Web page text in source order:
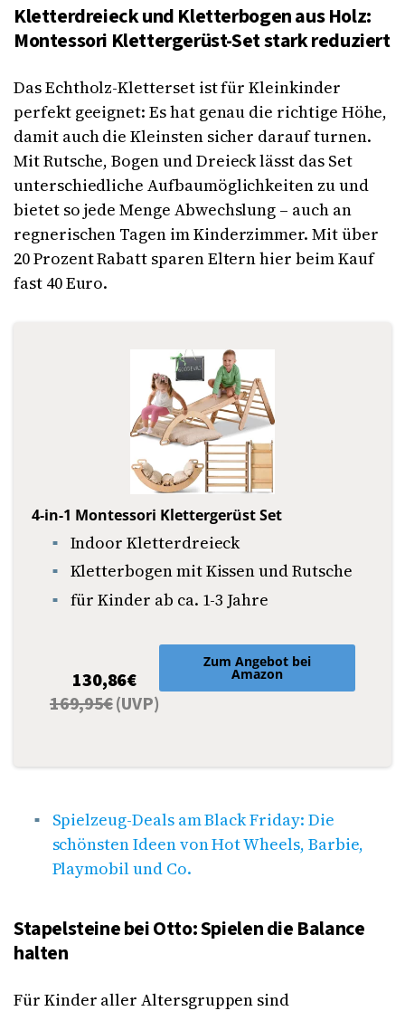
Kletterdreieck und Kletterbogen aus Holz:
Montessori Klettergerüst-Set stark reduziert
Das Echtholz-Kletterset ist für Kleinkinder
perfekt geeignet: Es hat genau die richtige Höhe,
damit auch die Kleinsten sicher darauf turnen.
Mit Rutsche, Bogen und Dreieck lässt das Set
unterschiedliche Aufbaumöglichkeiten zu und
bietet so jede Menge Abwechslung – auch an
regnerischen Tagen im Kinderzimmer. Mit über
20 Prozent Rabatt sparen Eltern hier beim Kauf
fast 40 Euro.
4-in-1 Montessori Klettergerüst Set
Indoor Kletterdreieck
Kletterbogen mit Kissen und Rutsche
für Kinder ab ca. 1-3 Jahre
130,86€
169,95€(UVP)
Zum Angebot bei
Amazon
Spielzeug-Deals am Black Friday: Die
schönsten Ideen von Hot Wheels, Barbie,
Playmobil und Co.
Stapelsteine bei Otto: Spielen die Balance
halten
Für Kinder aller Altersgruppen sind